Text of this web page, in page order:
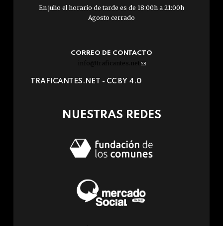
En julio el horario de tarde es de 18:00h a 21:00h
Agosto cerrado
CORREO DE CONTACTO
info@traficantes.net (link
e-
TRAFICANTES.NET - CC BY 4.0
NUESTRAS REDES